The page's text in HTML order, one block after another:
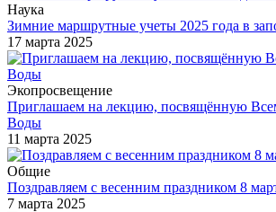
Наука
Зимние маршрутные учеты 2025 года в
17 марта 2025
Экопросвещение
Приглашаем на лекцию, посвящённую
Воды
11 марта 2025
Общие
Поздравляем с весенним праздником 8
7 марта 2025